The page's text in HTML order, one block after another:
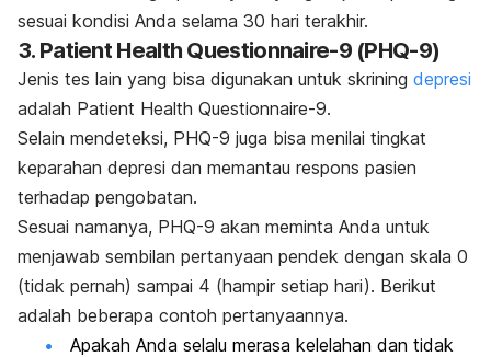
sesuai kondisi Anda selama 30 hari terakhir.
3. Patient Health Questionnaire-9 (PHQ-9)
Jenis tes lain yang bisa digunakan untuk skrining depresi
adalah Patient Health Questionnaire-9.
Selain mendeteksi, PHQ-9 juga bisa menilai tingkat
keparahan depresi dan memantau respons pasien
terhadap pengobatan.
Sesuai namanya, PHQ-9 akan meminta Anda untuk
menjawab sembilan pertanyaan pendek dengan skala 0
(tidak pernah) sampai 4 (hampir setiap hari). Berikut
adalah beberapa contoh pertanyaannya.
Apakah Anda selalu merasa kelelahan dan tidak